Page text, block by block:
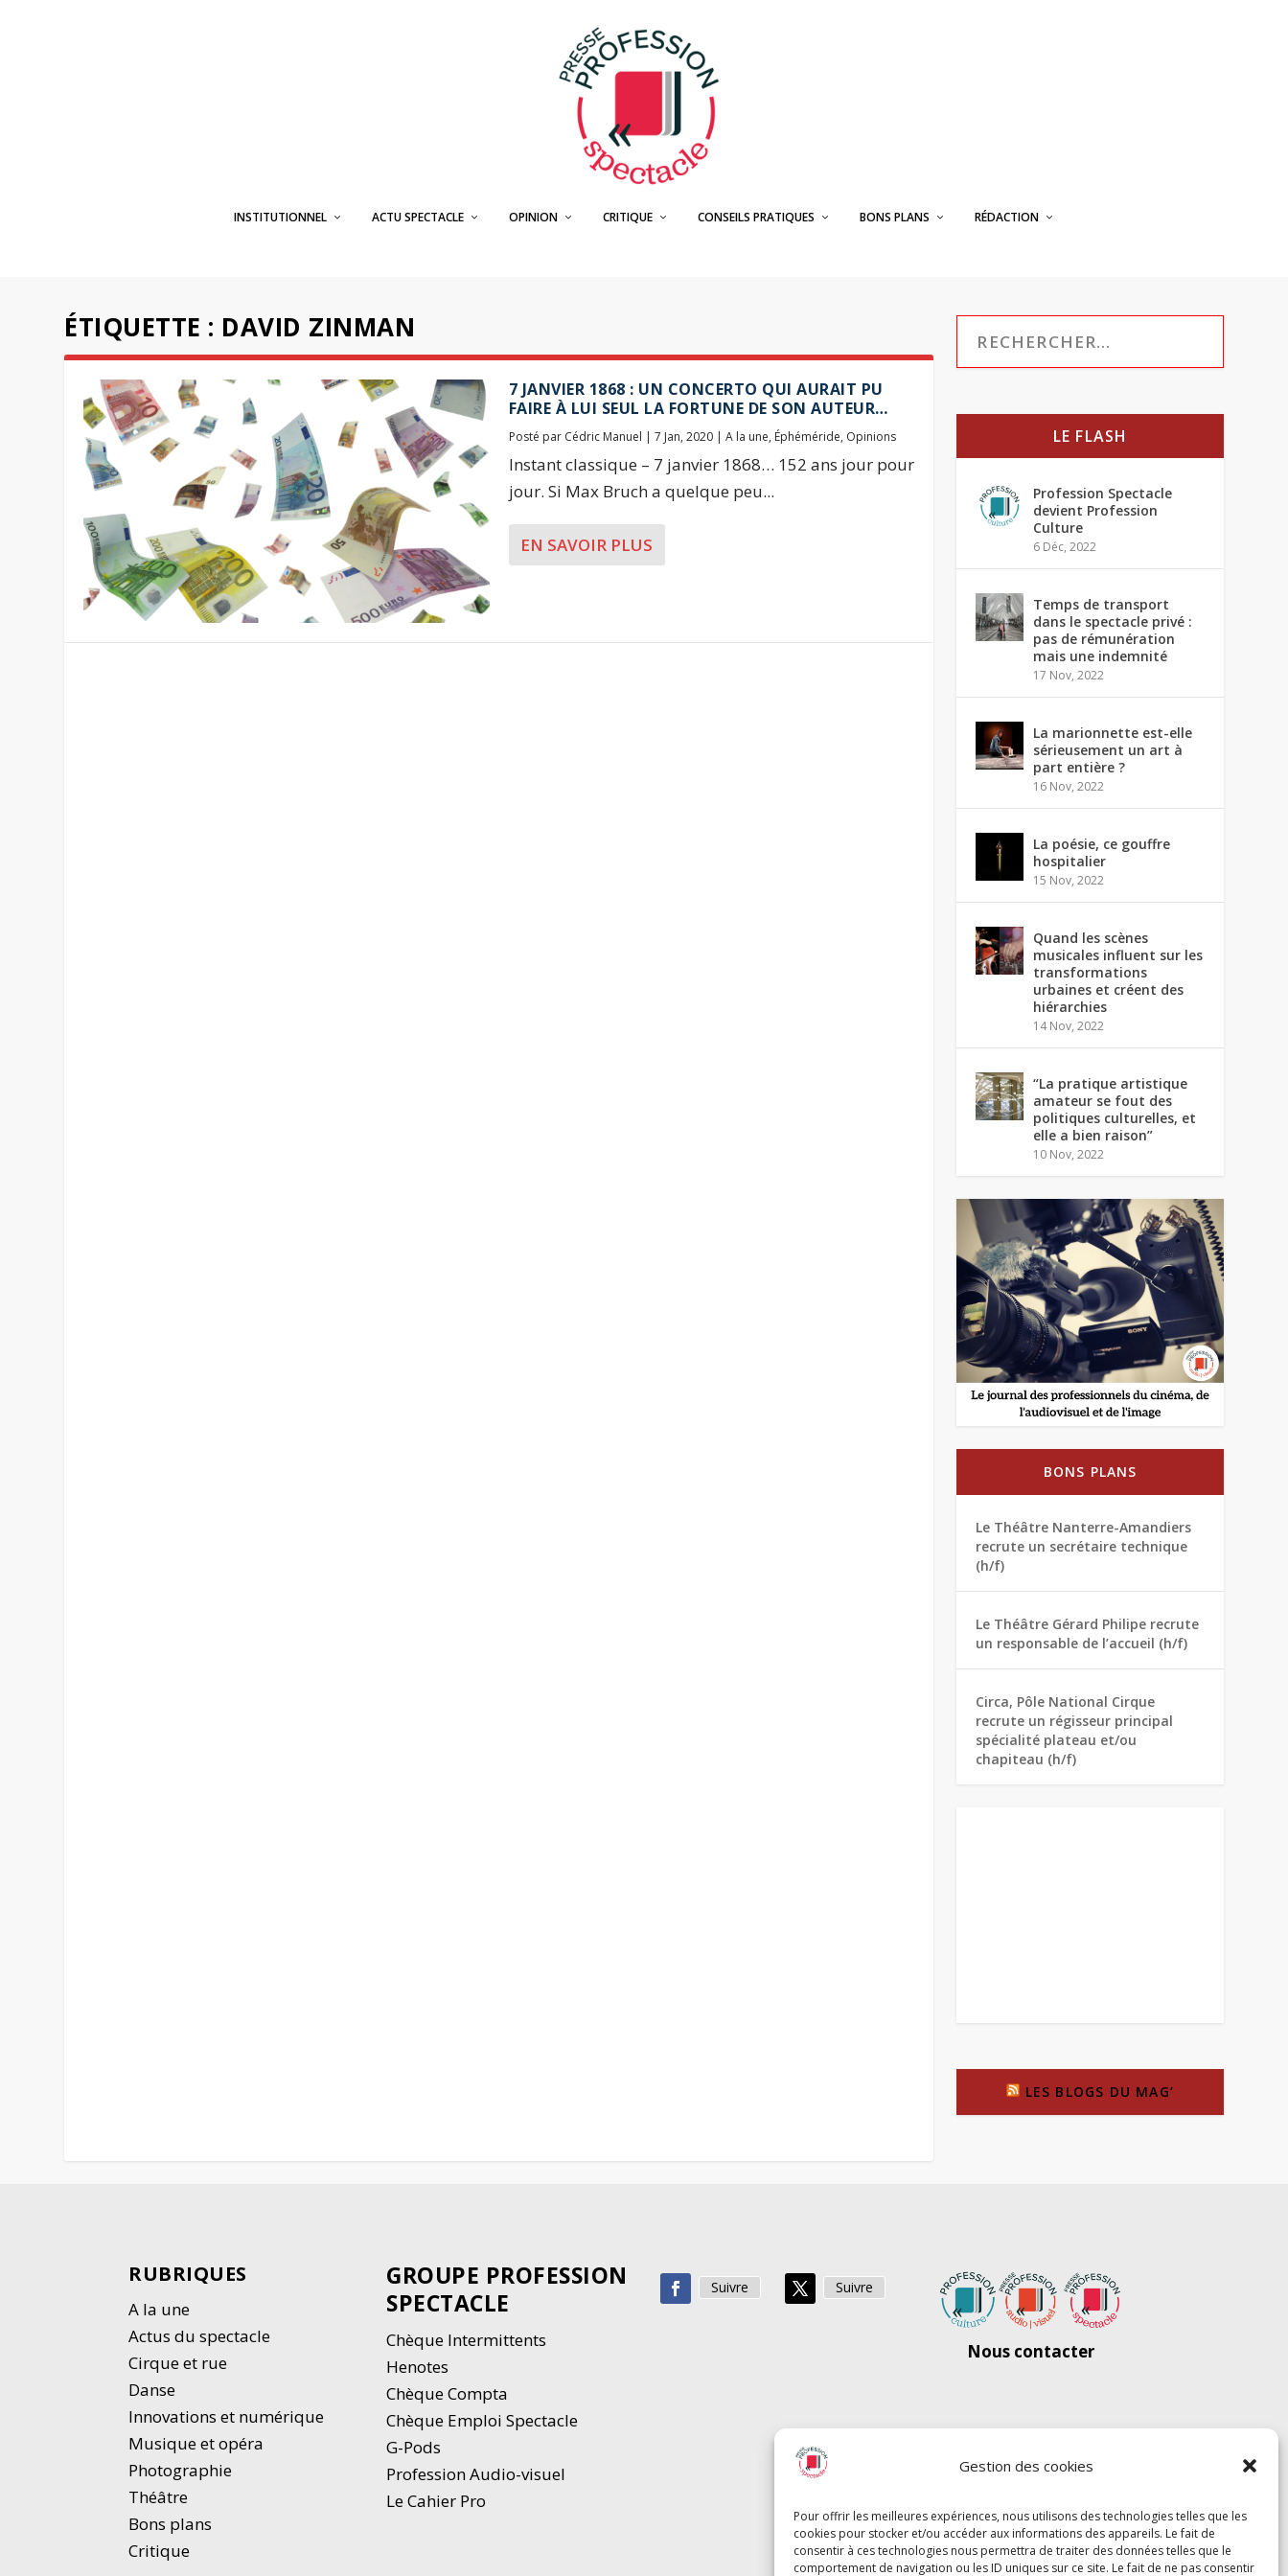
Gestion des cookies
Pour offrir les meilleures expériences, nous utilisons des technologies telles que les
cookies pour stocker et/ou accéder aux informations des appareils. Le fait de
consentir à ces technologies nous permettra de traiter des données telles que le
comportement de navigation ou les ID uniques sur ce site. Le fait de ne pas consentir
INSTITUTIONNEL ACTU SPECTACLE OPINION CRITIQUE CONSEILS PRATIQUES BONS PLANS RÉDACTION
ÉTIQUETTE : DAVID ZINMAN
7 JANVIER 1868 : UN CONCERTO QUI AURAIT PU
FAIRE À LUI SEUL LA FORTUNE DE SON AUTEUR…
Posté par Cédric Manuel | 7 Jan, 2020| A la une, Éphéméride, Opinions
Instant classique – 7 janvier 1868… 152 ans jour pour
jour. Si Max Bruch a quelque peu...
EN SAVOIR PLUS
LE FLASH
Profession Spectacle
devient Profession
Culture
6 Déc, 2022
Temps de transport
dans le spectacle privé :
pas de rémunération
mais une indemnité
17 Nov, 2022
La marionnette est-elle
sérieusement un art à
part entière ?
16 Nov, 2022
La poésie, ce gouffre
hospitalier
15 Nov, 2022
Quand les scènes
musicales influent sur les
transformations
urbaines et créent des
hiérarchies
14 Nov, 2022
“La pratique artistique
amateur se fout des
politiques culturelles, et
elle a bien raison”
10 Nov, 2022
BONS PLANS
Le Théâtre Nanterre-Amandiers
recrute un secrétaire technique
(h/f)
Le Théâtre Gérard Philipe recrute
un responsable de l’accueil (h/f)
Circa, Pôle National Cirque
recrute un régisseur principal
spécialité plateau et/ou
chapiteau (h/f)
LES BLOGS DU MAG’
RUBRIQUES
A la une
Actus du spectacle
Cirque et rue
Danse
Innovations et numérique
Musique et opéra
Photographie
Théâtre
Bons plans
Critique
GROUPE PROFESSION
SPECTACLE
Chèque Intermittents
Henotes
Chèque Compta
Chèque Emploi Spectacle
G-Pods
Profession Audio-visuel
Le Cahier Pro
Suivre Suivre
Nous contacter